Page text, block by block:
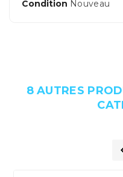
Condition Nouveau
8 AUTRES